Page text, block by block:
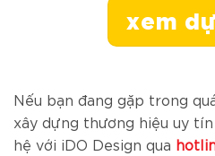
xem
Nếu bạn đang gặp trong
xây dựng thương hiệu uy
hệ với iDO Design qua